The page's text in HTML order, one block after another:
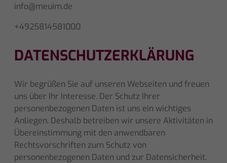
info@meuim.de
+4925814581000
DATENSCHUTZERKLÄRUNG
Wir begrüßen Sie auf unseren Webseiten und freuen
uns über Ihr Interesse. Der Schutz Ihrer
personenbezogenen Daten ist uns ein wichtiges
Anliegen. Deshalb betreiben wir unsere Aktivitäten in
Übereinstimmung mit den anwendbaren
Rechtsvorschriften zum Schutz von
personenbezogenen Daten und zur Datensicherheit.